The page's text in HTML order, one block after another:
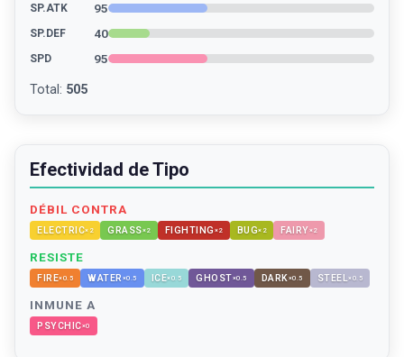
SP.ATK 95
SP.DEF 40
SPD 95
Total : 505
Efectividad de Tipo
DÉBIL CONTRA
ELECTRIC× 2 GRASS×2 FIGHTING ×2 BUG× 2 FAIRY×2
RESISTE
FIRE×0.5 WATER ×0.5 ICE×0.5 GHOST×0.5 DARK×0.5 STEEL×0.5
INMUNE A
PSYCHIC×0